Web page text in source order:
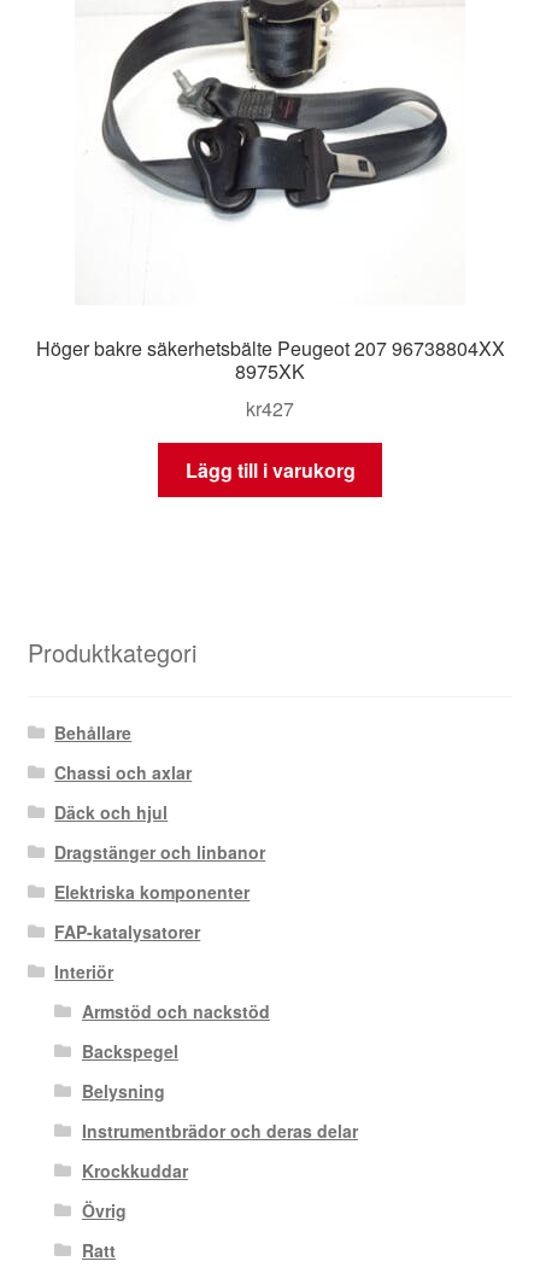
Höger bakre säkerhetsbälte Peugeot 207 96738804XX
8975XK
kr427
Lägg till i varukorg
Produktkategori
Behållare
Chassi och axlar
Däck och hjul
Dragstänger och linbanor
Elektriska komponenter
FAP-katalysatorer
Interiör
Armstöd och nackstöd
Backspegel
Belysning
Instrumentbrädor och deras delar
Krockkuddar
Övrig
Ratt